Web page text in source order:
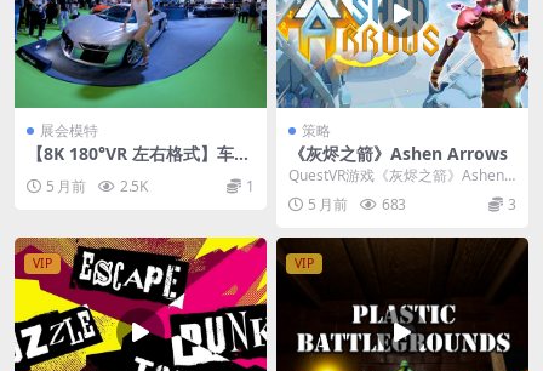
展会模特
【8K 180°VR 左右格式】车展
5 月前 2.5K 1
策略
《灰烬之箭》Ashen Arrows
QuestVR游戏《灰烬之箭》Ashen
Arrows 是一款以北欧神话为背景
的...5 月前 683 3
VIP VIP